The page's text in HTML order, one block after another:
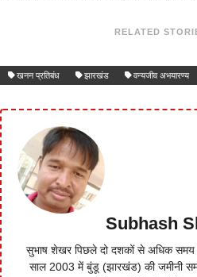
RELATED
खनन प्रतिबंध झारखंड वन्यजीव अभयारण्य
Subhash
सुभाष शेखर पिछले दो दशकों से अधिक समय
साल 2003 में बुंडू (झारखंड) की जमीनी